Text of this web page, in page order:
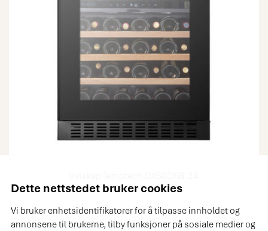
Dette nettstedet bruker cookies
Vi bruker enhetsidentifikatorer for å tilpasse innholdet og
annonsene til brukerne, tilby funksjoner på sosiale medier og
OX60DRB-24